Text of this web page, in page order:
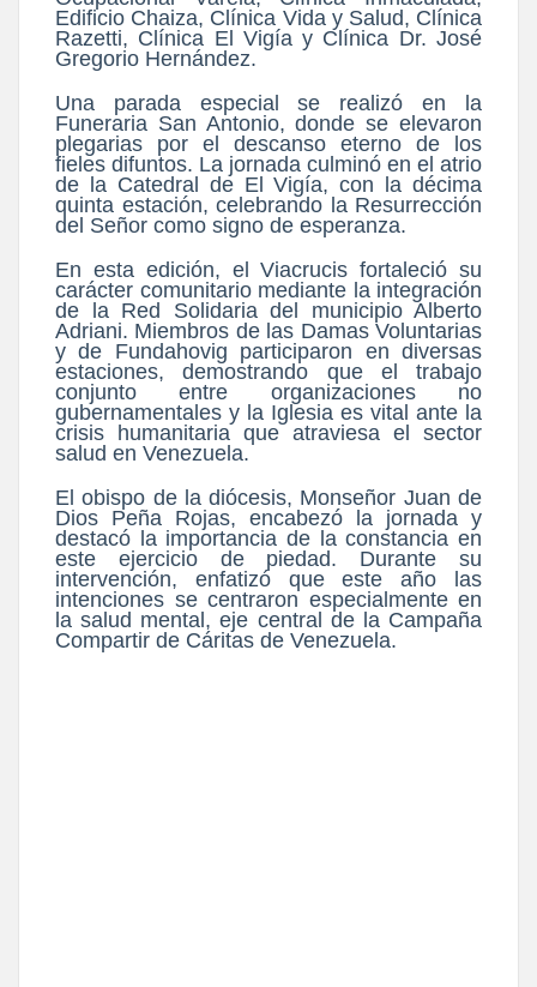
Edificio Chaiza, Clínica Vida y Salud, Clínica
Razetti, Clínica El Vigía y Clínica Dr. José
Gregorio Hernández.
Una parada especial se realizó en la
Funeraria San Antonio, donde se elevaron
plegarias por el descanso eterno de los
fieles difuntos. La jornada culminó en el atrio
de la Catedral de El Vigía, con la décima
quinta estación, celebrando la Resurrección
del Señor como signo de esperanza.
En esta edición, el Viacrucis fortaleció su
carácter comunitario mediante la integración
de la Red Solidaria del municipio Alberto
Adriani. Miembros de las Damas Voluntarias
y de Fundahovig participaron en diversas
estaciones, demostrando que el trabajo
conjunto entre organizaciones no
gubernamentales y la Iglesia es vital ante la
crisis humanitaria que atraviesa el sector
salud en Venezuela.
El obispo de la diócesis, Monseñor Juan de
Dios Peña Rojas, encabezó la jornada y
destacó la importancia de la constancia en
este ejercicio de piedad. Durante su
intervención, enfatizó que este año las
intenciones se centraron especialmente en
la salud mental, eje central de la Campaña
Compartir de Cáritas de Venezuela.